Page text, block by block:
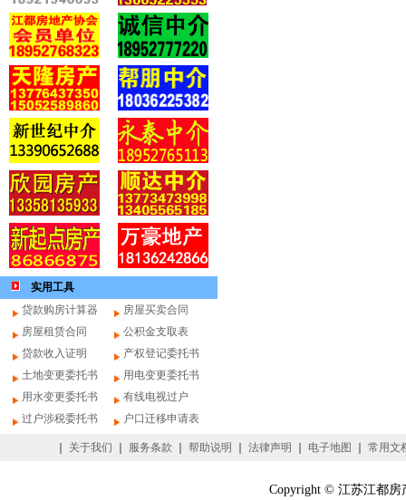
实用工具
贷款购房计算器
房屋买卖合同
房屋租赁合同
公积金支取表
贷款收入证明
产权登记委托书
土地变更委托书
用电变更委托书
用水变更委托书
有线电视过户
过户涉税委托书
户口迁移申请表
关于我们 服务条款 帮助说明 法律声明 电子地图 常用文
Copyright © 江苏江都